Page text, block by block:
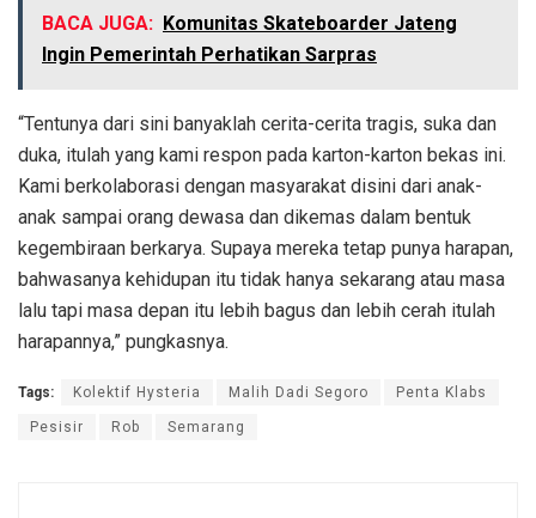
BACA JUGA: Komunitas Skateboarder Jateng
Ingin Pemerintah Perhatikan Sarpras
“Tentunya dari sini banyaklah cerita-cerita tragis, suka dan
duka, itulah yang kami respon pada karton-karton bekas ini.
Kami berkolaborasi dengan masyarakat disini dari anak-
anak sampai orang dewasa dan dikemas dalam bentuk
kegembiraan berkarya. Supaya mereka tetap punya harapan,
bahwasanya kehidupan itu tidak hanya sekarang atau masa
lalu tapi masa depan itu lebih bagus dan lebih cerah itulah
harapannya,” pungkasnya.
Tags: Kolektif Hysteria Malih Dadi Segoro Penta Klabs
Pesisir Rob Semarang